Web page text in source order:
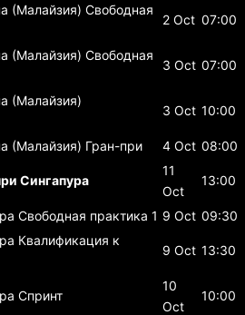
(Малайзия) Свободная
2 Oct 07:00
(Малайзия) Свободная
3 Oct 07:00
(Малайзия)
3 Oct 10:00
(Малайзия) Гран-при 4 Oct 08:00
Сингапура
11
Oct
13:00
Свободная практика 1 9 Oct 09:30
Квалификация к
9 Oct 13:30
Спринт
10
Oct
10:00